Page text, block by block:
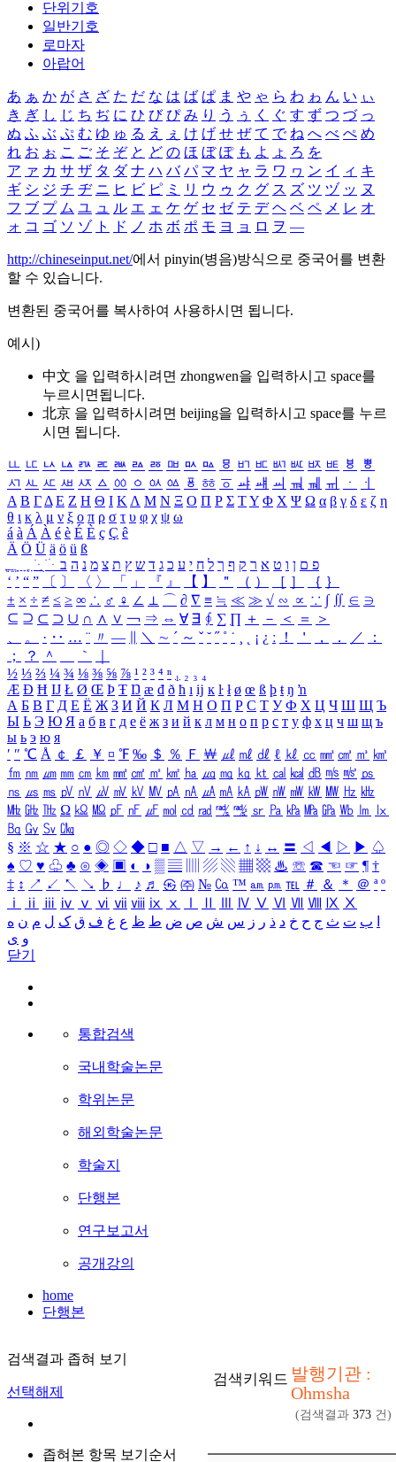
단위기호
일반기호
로마자
아랍어
あ ぁ か が さ ざ た だ な は ば ぱ ま や ゃ ら わ ゎ ん い ぃ
き ぎ し じ ち ぢ に ひ び ぴ み り う ぅ く ぐ す ず つ づ っ
ぬ ふ ぶ ぷ む ゆ ゅ る え ぇ け げ せ ぜ て で ね へ べ ぺ め
れ お ぉ こ ご そ ぞ と ど の ほ ぼ ぽ も よ ょ ろ を
ア ァ カ サ ザ タ ダ ナ ハ バ パ マ ヤ ャ ラ ワ ヮ ン イ ィ キ
ギ シ ジ チ ヂ ニ ヒ ビ ピ ミ リ ウ ゥ ク グ ス ズ ツ ヅ ッ ヌ
フ ブ プ ム ユ ュ ル エ ェ ケ ゲ セ ゼ テ デ ヘ ベ ペ メ レ オ
ォ コ ゴ ソ ゾ ト ド ノ ホ ボ ポ モ ヨ ョ ロ ヲ ―
http://chineseinput.net/에서 pinyin(병음)방식으로 중국어를 변환
할 수 있습니다.
변환된 중국어를 복사하여 사용하시면 됩니다.
예시)
中文 을 입력하시려면 zhongwen을 입력하시고 space를
누르시면됩니다.
北京 을 입력하시려면 beijing을 입력하시고 space를 누르
시면 됩니다.
ㅥ ㅦ ㅧ ㅨ ㅩ ㅪ ㅫ ㅬ ㅭ ㅮ ㅯ ㅰ ㅱ ㅲ ㅳ ㅴ ㅵ ㅶ ㅷ ㅸ
ㅹ
ㅺ ㅻ ㅼ ㅽ ㅾ ㅿ ㆀ ㆁ ㆂ ㆃ ㆄ ㆅ ㆆ ㆇ ㆈ ㆉ ㆊ ㆋ ㆌ ㆍ
ㆎ
Α Β ΓΔ Ε Ζ Η Θ Ι ΚΛ Μ Ν Ξ Ο Π Ρ Σ ΤΥ Φ Χ Ψ Ω α β γ δ ε ζ η
θ ι κ λ μ ν ξ ο π ρ σ τ υ φ χ ψ ω
á à Á À é è É È ç Ç ê
Ä Ö Ü ä ö ü ß
ִֶֹ ֻּ ׁׂ פ ם ן ו ט א ר ק ף ך ל ח י ע כ ג ד ש ץ ת צ מ נ ה ב
‘ ’ “ ” 〔 〕 〈 〉 「 」 『 』 【 】 ＂ （ ） ［ ］ ｛ ｝
± × ÷ ≠ ≤ ≥ ∞ ∴ ♂ ♀ ∠ ⊥ ⌒ ∂ ∇ ≡ ≒ ≪ ≫ √ ∽ ∝ ∵ ∫ ∬ ∈ ∋
⊆ ⊇ ⊂ ⊃ ∪ ∩ ∧ ∨ ￢ ⇒ ⇔ ∀ ∃ ∮ ∑ ∏ ＋ － ＜ ＝
＞
、
。 · ‥ … ¨ 〃 ― ＼ ∼ ´ ～ ˇ ˘ ˝ ˚ ˙ ¸ ¡ ¿ ː ！ ＇ ， ． ／
：
；
？ ＾ ｀
½ ⅓ ⅔ ¼ ¾ ⅛ ⅜ ⅝ ⅞ ¹ ² ³ ⁴ ⁿ ₁ ₂ ₃ ₄
Æ Ð Ħ Ĳ Ł Ø Œ Þ Ŧ Ŋ æ đ ð ħ ı ĳ ĸ ŀ ł ø œ ß þ ŧ ŋ ŉ
А Б В Г Д Е Ё Ж З И Й К Л М Н О П Р С Т У Ф Х Ц Ч Ш Щ Ъ
Ы Ь Э Ю Я а б в г д е ё ж з и й к л м н о п р с т у ф х ц ч ш щ ъ
ы ь э ю я
′ ″ ℃ Å ￠ ￡ ￥ ¤ ℉ ‰ ＄ ％ Ｆ ￦ ㎕ ㎖ ㎗ ℓ ㎘ ㏄ ㎣ ㎤ ㎥ ㎦
㎙ ㎚ ㎛ ㎜ ㎝ ㎞ ㎟ ㎠ ㎡ ㎢ ㏊ ㎍ ㎎ ㎏ ㏏ ㎈ ㎉ ㏈ ㎧ ㎨ ㎰
㎱ ㎲ ㎳ ㎴ ㎵ ㎶ ㎷ ㎸ ㎹ ㎀ ㎁ ㎂ ㎃ ㎄ ㎺ ㎻ ㎽ ㎾ ㎿ ㎐ ㎑
㎒ ㎓ ㎔ Ω ㏀ ㏁ ㎊ ㎋ ㎌ ㏖ ㏅ ㎭ ㎮ ㎯ ㏛ ㎩ ㎪ ㎫ ㎬ ㏝ ㏐
㏓
㏃ ㏉ ㏜ ㏆
§ ※ ☆ ★ ○ ● ◎ ◇ ◆ □ ■ △ ▽ → ← ↑ ↓ ↔ 〓 ◁ ◀ ▷ ▶ ♤
♠ ♡ ♥ ♧ ♣ ⊙ ◈ ▣ ◐ ◑ ▒ ▤ ▨ ▧ ▦ ▩ ♨ ☏ ☎ ☜ ☞ ¶ †
‡ ↕ ↗ ↙ ↖ ↘ ♭ ♩ ♪ ♬ ㉿ ㈜ № ㏇ ™ ㏂ ㏘ ℡ ＃ ＆ ＊ ＠ ª º
ⅰ
ⅱ ⅲ ⅳ ⅴ ⅵ ⅶ ⅷ ⅸ ⅹ Ⅳ Ⅴ Ⅵ Ⅶ Ⅷ Ⅸ Ⅹ
ب ت ث ج ح خ د ذ ر ز س ش ص ض ط ظ ع غ ف ق ک ل م ن ه
و ی
닫기
통합검색
국내학술논문
학위논문
해외학술논문
학술지
단행본
연구보고서
공개강의
home
단행본
검색결과 좁혀 보기
선택해제
좁혀본 항목 보기순서
검색키워드 발행기관 :
Ohmsha
(검색결과 373 건)